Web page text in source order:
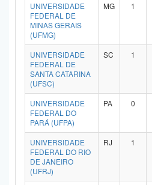
UNIVERSIDADE
FEDERAL DE
MINAS GERAIS
(UFMG)
MG 1
UNIVERSIDADE
FEDERAL DE
SANTA CATARINA
(UFSC)
SC 1
UNIVERSIDADE
FEDERAL DO
PARÁ (UFPA)
PA 0
UNIVERSIDADE
FEDERAL DO RIO
DE JANEIRO
(UFRJ)
RJ 1